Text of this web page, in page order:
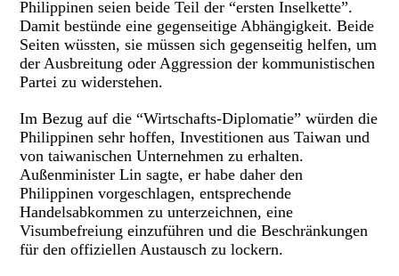
Philippinen seien beide Teil der “ersten Inselkette”.
Damit bestünde eine gegenseitige Abhängigkeit. Beide
Seiten wüssten, sie müssen sich gegenseitig helfen, um
der Ausbreitung oder Aggression der kommunistischen
Partei zu widerstehen.
Im Bezug auf die “Wirtschafts-Diplomatie” würden die
Philippinen sehr hoffen, Investitionen aus Taiwan und
von taiwanischen Unternehmen zu erhalten.
Außenminister Lin sagte, er habe daher den
Philippinen vorgeschlagen, entsprechende
Handelsabkommen zu unterzeichnen, eine
Visumbefreiung einzuführen und die Beschränkungen
für den offiziellen Austausch zu lockern.